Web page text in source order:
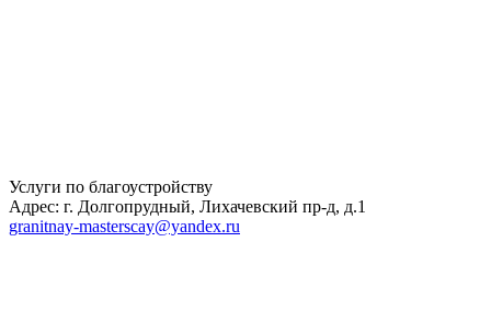
Услуги по благоустройству
Адрес: г. Долгопрудный, Лихачевский пр-д, д.1
granitnay-masterscay@yandex.ru